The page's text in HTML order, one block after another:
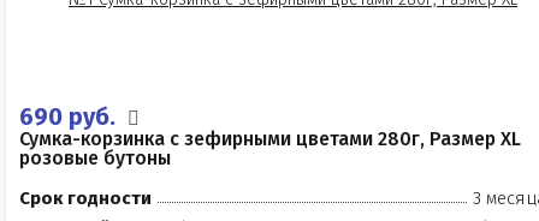
690 руб.
Сумка-корзинка с зефирными цветами 280г, Размер XL
розовые бутоны
Срок годности
3